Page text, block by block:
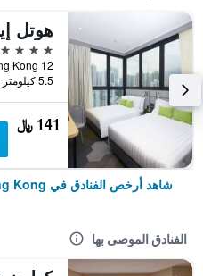
4 نجوم
5.5 كيلومتر عن وسط المدينة
141 ﷼
شاهد أرخص الفنادق في Hong Kong
الفنادق الموصى بها